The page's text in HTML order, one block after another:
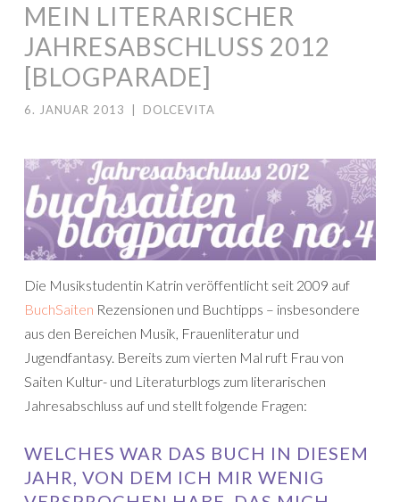
MEIN LITERARISCHER
JAHRESABSCHLUSS 2012
[BLOGPARADE]
6. JANUAR 2013 DOLCEVITA
Die Musikstudentin Katrin veröffentlicht seit 2009 auf
BuchSaiten Rezensionen und Buchtipps – insbesondere
aus den Bereichen Musik, Frauenliteratur und
Jugendfantasy. Bereits zum vierten Mal ruft Frau von
Saiten Kultur- und Literaturblogs zum literarischen
Jahresabschluss auf und stellt folgende Fragen:
WELCHES WAR DAS BUCH IN DIESEM
JAHR, VON DEM ICH MIR WENIG